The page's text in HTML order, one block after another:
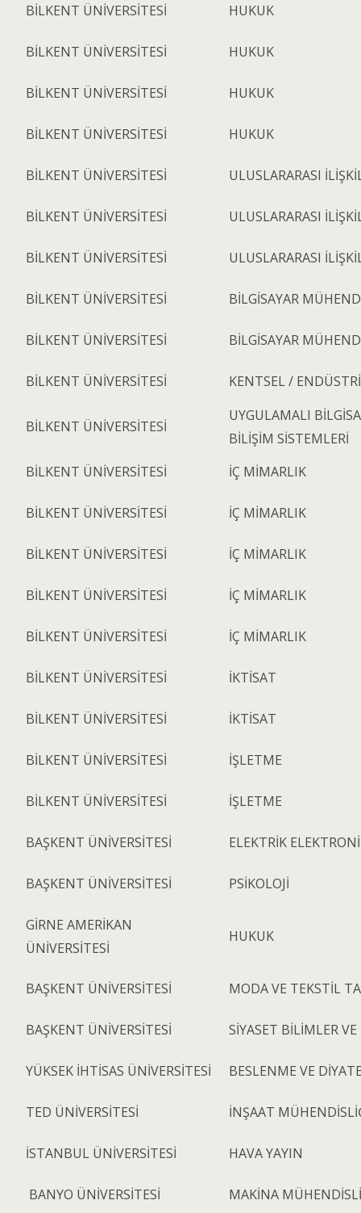
BİLKENT ÜNİVERSİTESİ HUKUK
BİLKENT ÜNİVERSİTESİ HUKUK
BİLKENT ÜNİVERSİTESİ HUKUK
BİLKENT ÜNİVERSİTESİ HUKUK
BİLKENT ÜNİVERSİTESİ ULUSLARARASI
BİLKENT ÜNİVERSİTESİ ULUSLARARASI
BİLKENT ÜNİVERSİTESİ ULUSLARARASI
BİLKENT ÜNİVERSİTESİ BİLGİSAYAR
BİLKENT ÜNİVERSİTESİ BİLGİSAYAR
BİLKENT ÜNİVERSİTESİ KENTSEL /
BİLKENT ÜNİVERSİTESİ
UYGULAMALI
BİLİŞİM SİSTEMLERİ
BİLKENT ÜNİVERSİTESİ
İÇ MİMARLIK
BİLKENT ÜNİVERSİTESİ İÇ MİMARLIK
BİLKENT ÜNİVERSİTESİ İÇ MİMARLIK
BİLKENT ÜNİVERSİTESİ İÇ MİMARLIK
BİLKENT ÜNİVERSİTESİ İÇ MİMARLIK
BİLKENT ÜNİVERSİTESİ İKTİSAT
BİLKENT ÜNİVERSİTESİ İKTİSAT
BİLKENT ÜNİVERSİTESİ İŞLETME
BİLKENT ÜNİVERSİTESİ İŞLETME
BAŞKENT ÜNİVERSİTESİ ELEKTRİK
BAŞKENT ÜNİVERSİTESİ PSİKOLOJİ
GİRNE AMERİKAN
ÜNİVERSİTESİ
HUKUK
BAŞKENT ÜNİVERSİTESİ MODA VE TEKSTİL
BAŞKENT ÜNİVERSİTESİ SİYASET BİLİMLER
YÜKSEK İHTİSAS ÜNİVERSİTESİ BESLENME VE
TED ÜNİVERSİTESİ İNŞAAT
İSTANBUL ÜNİVERSİTESİ HAVA YAYIN
BANYO ÜNİVERSİTESİ MAKİNA